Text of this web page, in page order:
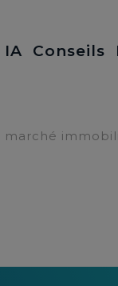
IA Conseils
marché